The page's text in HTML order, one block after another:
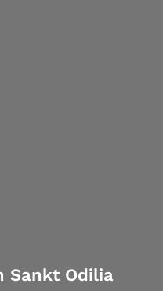
Sankt Odilia